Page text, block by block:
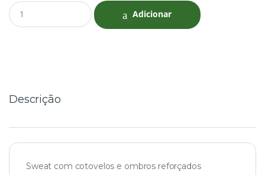
Q
u
Adicionar
Descrição
Sweat com cotovelos e ombros reforçados